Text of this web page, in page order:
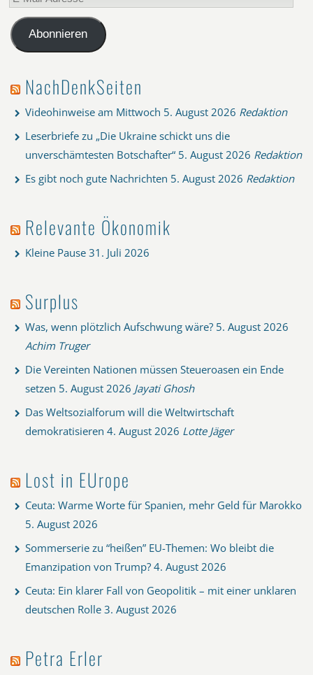
Mail-
AdresseAbonnieren
NachDenkSeiten
Videohinweise am Mittwoch 5. August 2026 Redaktion
Leserbriefe zu „Die Ukraine schickt uns die
unverschämtesten Botschafter“ 5. August 2026 Redaktion
Es gibt noch gute Nachrichten 5. August 2026 Redaktion
Relevante Ökonomik
Kleine Pause 31. Juli 2026
Surplus
Was, wenn plötzlich Aufschwung wäre? 5. August 2026
Achim Truger
Die Vereinten Nationen müssen Steueroasen ein Ende
setzen 5. August 2026 Jayati Ghosh
Das Weltsozialforum will die Weltwirtschaft
demokratisieren 4. August 2026 Lotte Jäger
Lost in EUrope
Ceuta: Warme Worte für Spanien, mehr Geld für Marokko
5. August 2026
Sommerserie zu “heißen” EU-Themen: Wo bleibt die
Emanzipation von Trump? 4. August 2026
Ceuta: Ein klarer Fall von Geopolitik – mit einer unklaren
deutschen Rolle 3. August 2026
Petra Erler